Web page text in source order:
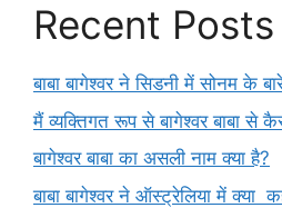
Recent Posts
बाबा बागेश्वर ने सिडनी में सोनम के
मैं व्यक्तिगत रूप से बागेश्वर बाबा से
बागेश्वर बाबा का असली नाम क्या है?
बाबा बागेश्वर ने ऑस्ट्रेलिया में क्या